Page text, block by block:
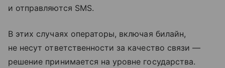
и отправляются SMS.
В этих случаях операторы, включая билайн,
не несут ответственности за качество связи —
решение принимается на уровне государства.